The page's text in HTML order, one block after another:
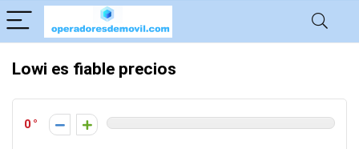
Lowi es fiable precios
0